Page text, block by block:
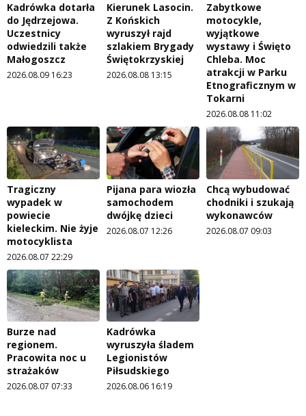
Kadrówka dotarła
do Jędrzejowa.
Uczestnicy
odwiedzili także
Małogoszcz
2026.08.09 16:23
Kierunek Lasocin.
Z Końskich
wyruszył rajd
szlakiem Brygady
Świętokrzyskiej
2026.08.08 13:15
Zabytkowe
motocykle,
wyjątkowe
wystawy i Święto
Chleba. Moc
atrakcji w Parku
Etnograficznym w
Tokarni
2026.08.08 11:02
Tragiczny
wypadek w
powiecie
kieleckim. Nie żyje
motocyklista
2026.08.07 22:29
Pijana para wiozła
samochodem
dwójkę dzieci
2026.08.07 12:26
Chcą wybudować
chodniki i szukają
wykonawców
2026.08.07 09:03
Burze nad
regionem.
Pracowita noc u
strażaków
2026.08.07 07:33
Kadrówka
wyruszyła śladem
Legionistów
Piłsudskiego
2026.08.06 16:19